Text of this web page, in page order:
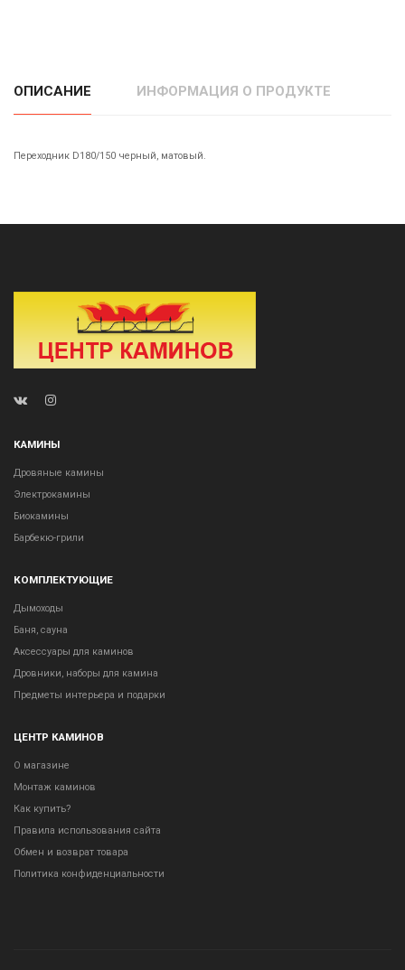
ОПИСАНИЕ ИНФОРМАЦИЯ О ПРОДУКТЕ
Переходник D180/150 черный, матовый.
КАМИНЫ
Дровяные камины
Электрокамины
Биокамины
Барбекю-грили
КОМПЛЕКТУЮЩИЕ
Дымоходы
Баня, сауна
Аксессуары для каминов
Дровники, наборы для камина
Предметы интерьера и подарки
ЦЕНТР КАМИНОВ
О магазине
Монтаж каминов
Как купить?
Правила использования сайта
Обмен и возврат товара
Политика конфиденциальности